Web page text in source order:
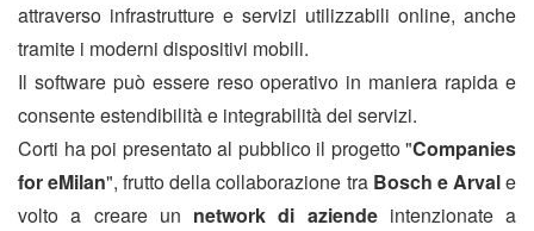
attraverso infrastrutture e servizi utilizzabili online, anche
tramite i moderni dispositivi mobili.
Il software può essere reso operativo in maniera rapida e
consente estendibilità e integrabilità dei servizi.
Corti ha poi presentato al pubblico il progetto "Companies
for eMilan", frutto della collaborazione tra Bosch e Arvale
volto a creare un network di aziendeintenzionate a